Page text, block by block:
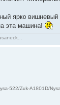
ярко
эта машина!
522/Zuk-A1801D/